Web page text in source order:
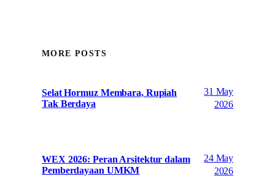
MORE POSTS
Selat Hormuz Membara, Rupiah
Tak Berdaya
31 May
2026
WEX 2026: Peran Arsitektur dalam
Pemberdayaan UMKM
24 May
2026